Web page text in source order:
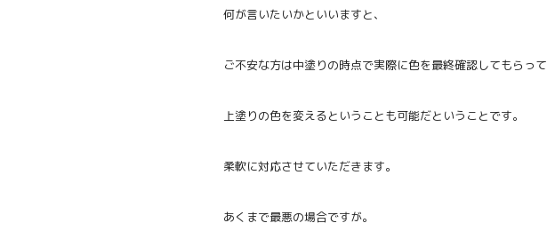
何が言いたいかといいますと、
ご不安な方は中塗りの時点で実際に色を最終確認してもらって
上塗りの色を変えるということも可能だということです。
柔軟に対応させていただきます。
あくまで最悪の場合ですが。